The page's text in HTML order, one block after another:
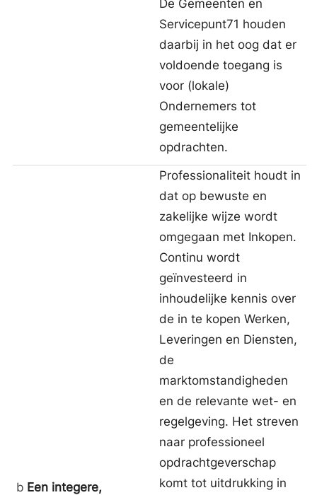
De Gemeenten en
Servicepunt71 houden
daarbij in het oog dat er
voldoende toegang is
voor (lokale)
Ondernemers tot
gemeentelijke
opdrachten.
b Een integere,
Professionaliteit houdt in
dat op bewuste en
zakelijke wijze wordt
omgegaan met Inkopen.
Continu wordt
geïnvesteerd in
inhoudelijke kennis over
de in te kopen Werken,
Leveringen en Diensten,
de
marktomstandigheden
en de relevante wet- en
regelgeving. Het streven
naar professioneel
opdrachtgeverschap
komt tot uitdrukking in